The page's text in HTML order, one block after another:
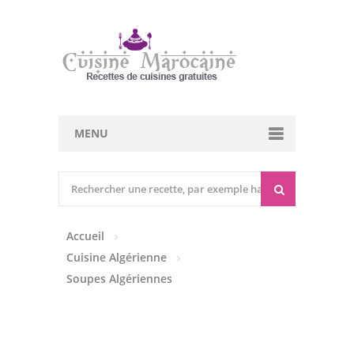
MENU
Entrées Froides
Tajines
Accueil
Cuisine Algérienne
Soupes Algériennes